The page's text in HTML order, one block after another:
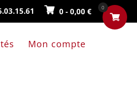
0 - 0,00 €
Mon compte
0